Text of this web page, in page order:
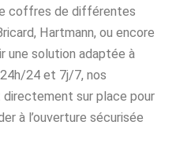
coffres de différentes
Hartmann, ou encore
une solution adaptée à
24 et 7j/7, nos
sur place pour
à l’ouverture sécurisée